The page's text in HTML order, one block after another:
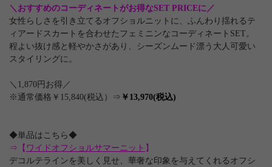
＼おすすめのコーディネートがお得なSET PRICEに／
女性らしさを引き立てるオフショルニットに、ふんわり揺れるテ
ィアードスカートを合わせたフェミニンなコーディネートSET。
程よい抜け感と軽やかさがあり、シーズンムード漂う大人可愛い
スタイリングに。
＼1,870円お得／
※通常価格￥15,840(税込）⇒ ￥13,970(税込)
◆単品はこちら◆
⇒【 ワイドオフショルサマーニット 】
デコルテラインを美しく見せ、華奢な印象を与えてくれるオフシ